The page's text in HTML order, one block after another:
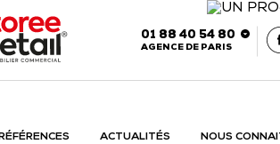
01 88 40 54 80
AGENCE DE PARIS
ACTUALITÉS NOUS
vous intéresse ? Je souhaite être rappelé
VENDRE